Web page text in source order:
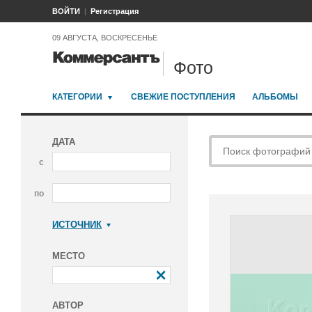
ВОЙТИ Регистрация
09 АВГУСТА, ВОСКРЕСЕНЬЕ
Фото
КАТЕГОРИИ СВЕЖИЕ ПОСТУПЛЕНИЯ АЛЬБОМЫ
ДАТА
с
по
ИСТОЧНИК
МЕСТО
АВТОР